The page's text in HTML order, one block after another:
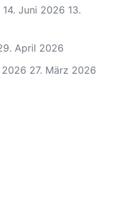
Juni 2026 13.
April 2026
2026 27. März 2026